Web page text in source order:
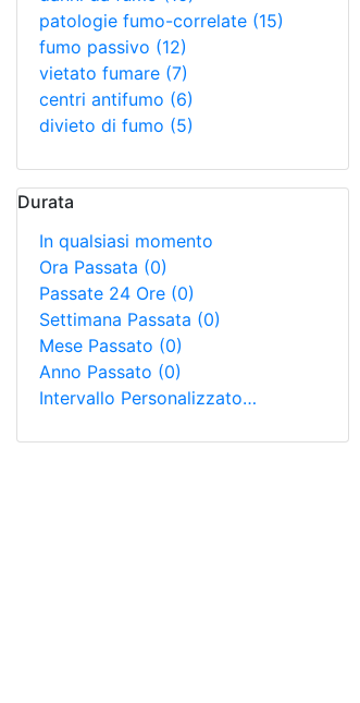
patologie fumo-correlate (15)
fumo passivo (12)
vietato fumare (7)
centri antifumo (6)
divieto di fumo (5)
Durata
In qualsiasi momento
Ora Passata (0)
Passate 24 Ore (0)
Settimana Passata (0)
Mese Passato (0)
Anno Passato (0)
Intervallo Personalizzato…